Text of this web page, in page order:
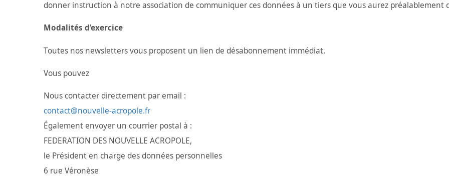
donner instruction à notre association de communiquer ces données à un tiers que vous aurez préalablement
Modalités d’exercice
Toutes nos newsletters vous proposent un lien de désabonnement immédiat.
Vous pouvez
Nous contacter directement par email :
contact@nouvelle-acropole.fr
Également envoyer un courrier postal à :
FEDERATION DES NOUVELLE ACROPOLE,
le Président en charge des données personnelles
6 rue Véronèse